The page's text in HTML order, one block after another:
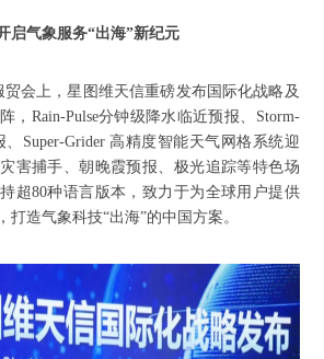
启气象服务“出海”新纪元
贸会上，星图维天信重磅发布国际化战略及
，Rain-Pulse分钟级降水临近预报、Storm-
、Super-Grider 高精度智能天气网格系统迎
害捕手、朝晚霞预报、极光追踪等特色场
超80种语言版本，致力于为全球用户提供
打造气象科技“出海”的中国方案。